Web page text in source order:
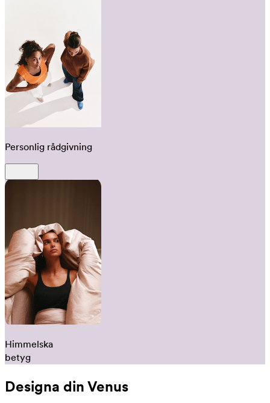
Personlig rådgivning
Himmelska
betyg
Designa din Venus